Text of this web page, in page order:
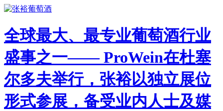
全球最大、最专业葡萄酒行业
盛事之一—— ProWein在杜塞
尔多夫举行，张裕以独立展位
形式参展，备受业内人士及媒